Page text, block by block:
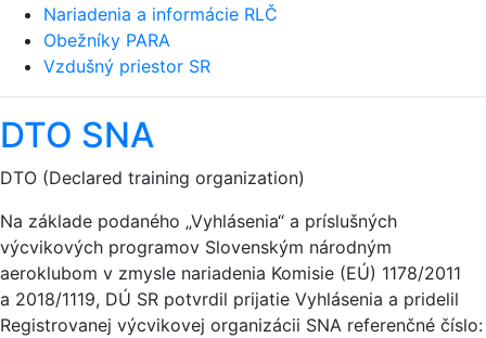
Nariadenia a informácie RLČ
Obežníky PARA
Vzdušný priestor SR
DTO SNA
DTO (Declared training organization)
Na základe podaného „Vyhlásenia“ a príslušných
výcvikových programov Slovenským národným
aeroklubom v zmysle nariadenia Komisie (EÚ) 1178/2011
a 2018/1119, DÚ SR potvrdil prijatie Vyhlásenia a pridelil
Registrovanej výcvikovej organizácii SNA referenčné číslo: